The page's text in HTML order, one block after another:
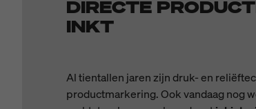
DIRECTE
INKT
Al tientallen jaren zijn druk- en
productmarkering. Ook vandaag nog